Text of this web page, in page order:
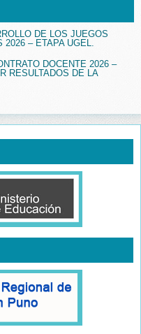
DE LOS JUEGOS
2026 – ETAPA UGEL.
DOCENTE 2026 –
RESULTADOS DE LA